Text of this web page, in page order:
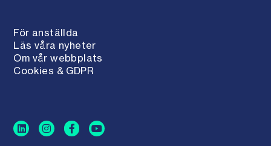
För anställda
Läs våra nyheter
Om vår webbplats
Cookies & GDPR